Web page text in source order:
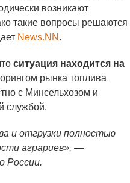
возникают
такие вопросы решаются
News.NN .
ситуация находится на
рынка топлива
с Минсельхозом и
службой.
и отгрузки полностью
аграриев», —
России.